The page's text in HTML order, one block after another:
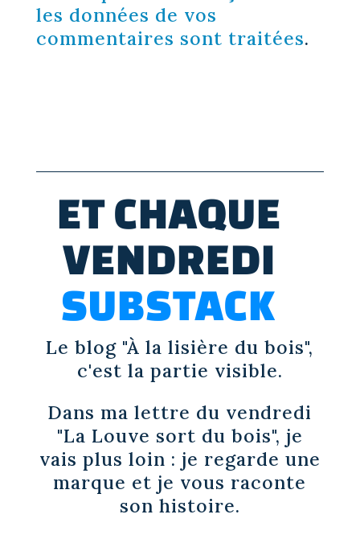
les données de vos
commentaires sont traitées.
ET CHAQUE
VENDREDI
SUBSTACK
Le blog "À la lisière du bois",
c'est la partie visible.
Dans ma lettre du vendredi
"La Louve sort du bois", je
vais plus loin : je regarde une
marque et je vous raconte
son histoire.